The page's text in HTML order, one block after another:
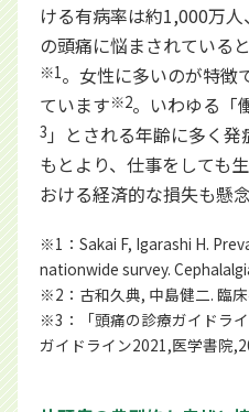
ける有病率は約1,000万
の頭痛に悩まされている
※1。女性に多いのが特徴
ています※2。いわゆる「
3 」とされる年齢に多く
もとより、仕事をしても
おける経済的な損失も懸念
※1：Sakai F, Igarashi H.
nationwide survey.
※2：古和久典, 中島健二. 臨
※3：「頭痛の診療ガイドラ
ガイドライン2021,医学書院